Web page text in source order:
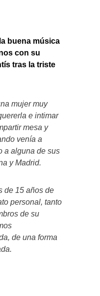
buena música
con su
tras la triste
mujer muy
e intimar
mesa y
venía a
a alguna de sus
y Madrid.
de 15 años de
personal, tanto
de su
de una forma